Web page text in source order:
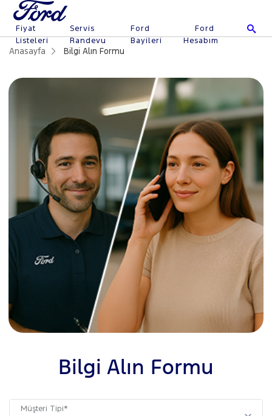
Fiyat
Listeleri
Servis
Randevu
Ford
Bayileri
Ford
Hesabım
Anasayfa Bilgi Alın Formu
Bilgi Alın Formu
Müşteri Tipi*